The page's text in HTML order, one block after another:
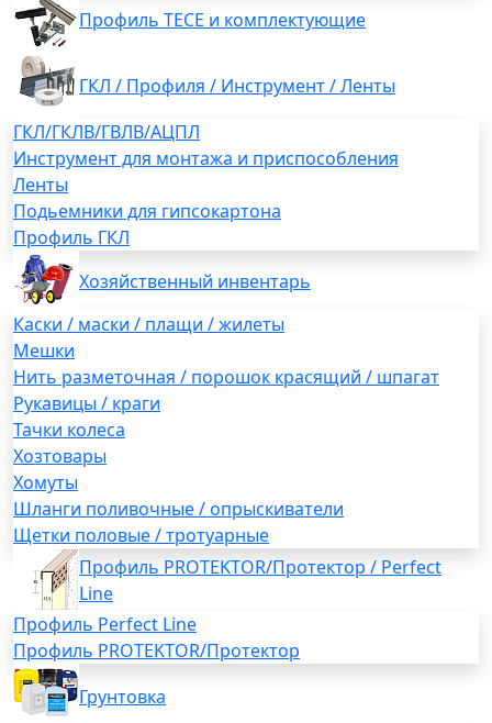
Профиль TECE и комплектующие
ГКЛ / Профиля / Инструмент / Ленты
ГКЛ/ГКЛВ/ГВЛВ/АЦПЛ
Инструмент для монтажа и приспособления
Ленты
Подьемники для гипсокартона
Профиль ГКЛ
Хозяйственный инвентарь
Каски / маски / плащи / жилеты
Мешки
Нить разметочная / порошок красящий / шпагат
Рукавицы / краги
Тачки колеса
Хозтовары
Хомуты
Шланги поливочные / опрыскиватели
Щетки половые / тротуарные
Профиль PROTEKTOR/Протектор / Perfect
Line
Профиль Perfect Line
Профиль PROTEKTOR/Протектор
Грунтовка